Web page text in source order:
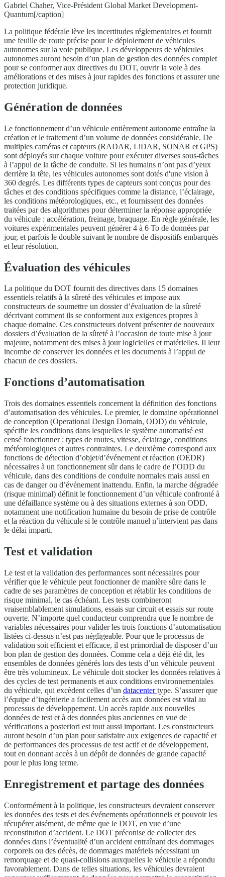
Gabriel Chaher, Vice-Président Global Market Development-
Quantum[/caption]
La politique fédérale lève les incertitudes réglementaires et fournit
une feuille de route précise pour le déploiement de véhicules
autonomes sur la voie publique. Les développeurs de véhicules
autonomes auront besoin d’un plan de gestion des données complet
pour se conformer aux directives du DOT, ouvrir la voie à des
améliorations et des mises à jour rapides des fonctions et assurer une
protection juridique.
Génération de données
Le fonctionnement d’un véhicule entièrement autonome entraîne la
création et le traitement d’un volume de données considérable. De
multiples caméras et capteurs (RADAR, LiDAR, SONAR et GPS)
sont déployés sur chaque voiture pour exécuter diverses sous-tâches
à l’appui de la tâche de conduite. Si les humains n’ont pas d’yeux
derrière la tête, les véhicules autonomes sont dotés d'une vision à
360 degrés. Les différents types de capteurs sont conçus pour des
tâches et des conditions spécifiques comme la distance, l’éclairage,
les conditions météorologiques, etc., et fournissent des données
traitées par des algorithmes pour déterminer la réponse appropriée
du véhicule : accélération, freinage, braquage. En règle générale, les
voitures expérimentales peuvent générer 4 à 6 To de données par
jour, et parfois le double suivant le nombre de dispositifs embarqués
et leur résolution.
Évaluation des véhicules
La politique du DOT fournit des directives dans 15 domaines
essentiels relatifs à la sûreté des véhicules et impose aux
constructeurs de soumettre un dossier d’évaluation de la sûreté
décrivant comment ils se conforment aux exigences propres à
chaque domaine. Ces constructeurs doivent présenter de nouveaux
dossiers d’évaluation de la sûreté à l’occasion de toute mise à jour
majeure, notamment des mises à jour logicielles et matérielles. Il leur
incombe de conserver les données et les documents à l’appui de
chacun de ces dossiers.
Fonctions d’automatisation
Trois des domaines essentiels concernent la définition des fonctions
d’automatisation des véhicules. Le premier, le domaine opérationnel
de conception (Operational Design Domain, ODD) du véhicule,
spécifie les conditions dans lesquelles le système automatisé est
censé fonctionner : types de routes, vitesse, éclairage, conditions
météorologiques et autres contraintes. Le deuxième correspond aux
fonctions de détection d’objet/d’événement et réaction (OEDR)
nécessaires à un fonctionnement sûr dans le cadre de l’ODD du
véhicule, dans des conditions de conduite normales mais aussi en
cas de danger ou d’événement inattendu. Enfin, la marche dégradée
(risque minimal) définit le fonctionnement d’un véhicule confronté à
une défaillance système ou à des situations externes à son ODD,
notamment une notification humaine du besoin de prise de contrôle
et la réaction du véhicule si le contrôle manuel n’intervient pas dans
le délai imparti.
Test et validation
Le test et la validation des performances sont nécessaires pour
vérifier que le véhicule peut fonctionner de manière sûre dans le
cadre de ses paramètres de conception et rétablir les conditions de
risque minimal, le cas échéant. Les tests combineront
vraisemblablement simulations, essais sur circuit et essais sur route
ouverte. N’importe quel conducteur comprendra que le nombre de
variables nécessaires pour valider les trois fonctions d’automatisation
listées ci-dessus n’est pas négligeable. Pour que le processus de
validation soit efficient et efficace, il est primordial de disposer d’un
bon plan de gestion des données. Comme cela a déjà été dit, les
ensembles de données générés lors des tests d’un véhicule peuvent
être très volumineux. Le véhicule doit stocker les données relatives à
des cycles de test permanents et aux conditions environnementales
du véhicule, qui excèdent celles d’un datacentertype. S’assurer que
l’équipe d’ingénierie a facilement accès aux données est vital au
processus de développement. Un accès rapide aux nouvelles
données de test et à des données plus anciennes en vue de
vérifications a posteriori est tout aussi important. Les constructeurs
auront besoin d’un plan pour satisfaire aux exigences de capacité et
de performances des processus de test actif et de développement,
tout en donnant accès à un dépôt de données de grande capacité
pour le plus long terme.
Enregistrement et partage des données
Conformément à la politique, les constructeurs devraient conserver
les données des tests et des événements opérationnels et pouvoir les
récupérer aisément, de même que le DOT, en vue d’une
reconstitution d’accident. Le DOT préconise de collecter des
données dans l’éventualité d’un accident entraînant des dommages
corporels ou des décès, de dommages matériels nécessitant un
remorquage et de quasi-collisions auxquelles le véhicule a répondu
favorablement. Dans de telles situations, les véhicules devraient